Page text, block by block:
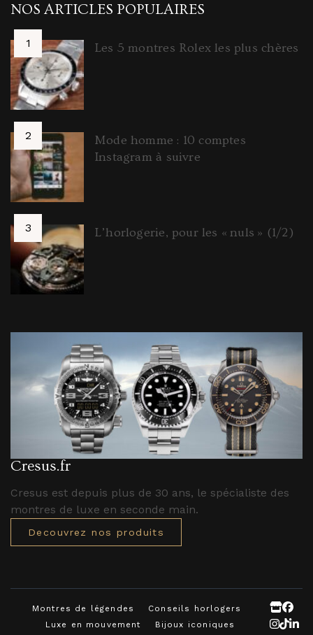
NOS ARTICLES POPULAIRES
Les 5 montres Rolex les plus chères
Mode homme : 10 comptes
Instagram à suivre
L’horlogerie, pour les « nuls » (1/2)
Cresus.fr
Cresus est depuis plus de 30 ans, le spécialiste des
montres de luxe en seconde main.
Decouvrez nos produits
Montres de légendes
Conseils horlogers
Luxe en mouvement
Bijoux iconiques